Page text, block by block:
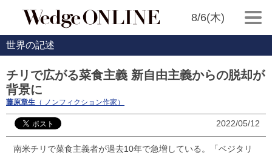
8/6(木)
世界の記述
チリで広がる菜食主義 新自由主義からの脱却が
背景に
藤原章生 （ ノンフィクション作家）
2022/05/12
南米チリで菜食主義者が過去10年で急増している。「ベジタリ